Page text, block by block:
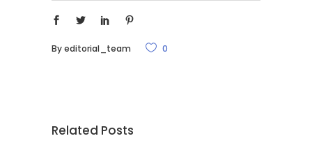
Byeditorial_team 0
Related Posts